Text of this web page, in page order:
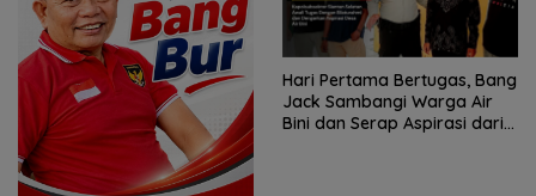
Hari Pertama Bertugas, Bang
Jack Sambangi Warga Air
Bini dan Serap Aspirasi dari